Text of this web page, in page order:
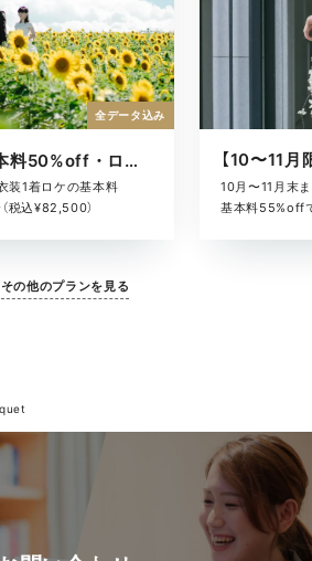
【7〜9月限定】基本料50%off・ロケキャンペーン
装1着ロケの基本料
税込¥82,500）
全データ込み
10月〜11月末
基本料55%off
その他のプランを見る